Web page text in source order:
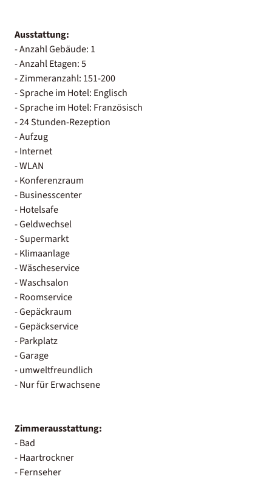
Ausstattung:
- Anzahl Gebäude: 1
- Anzahl Etagen: 5
- Zimmeranzahl: 151-200
- Sprache im Hotel: Englisch
- Sprache im Hotel: Französisch
- 24 Stunden-Rezeption
- Aufzug
- Internet
- WLAN
- Konferenzraum
- Businesscenter
- Hotelsafe
- Geldwechsel
- Supermarkt
- Klimaanlage
- Wäscheservice
- Waschsalon
- Roomservice
- Gepäckraum
- Gepäckservice
- Parkplatz
- Garage
- umweltfreundlich
- Nur für Erwachsene
Zimmerausstattung:
- Bad
- Haartrockner
- Fernseher